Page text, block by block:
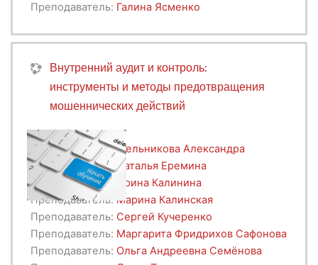
Преподаватель: Галина Ясменко
Внутренний аудит и контроль:
инструменты и методы предотвращения
мошеннических действий
Преподаватель:Мельникова Александра
Преподаватель: Наталья Еремина
Преподаватель:
Ирина Калинина
Преподаватель: Марина Калинская
Преподаватель: Сергей Кучеренко
Преподаватель: Маргарита Фридрихов Сафонова
Преподаватель: Ольга Андреевна Семёнова